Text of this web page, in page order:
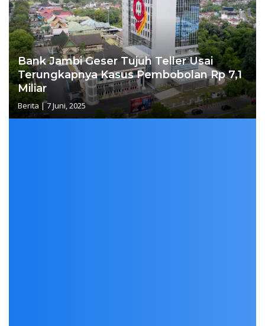
Bank Jambi Geser Tujuh Teller Usai
Terungkapnya Kasus Pembobolan Rp 7,1
Miliar
Berita |7 Juni, 2025